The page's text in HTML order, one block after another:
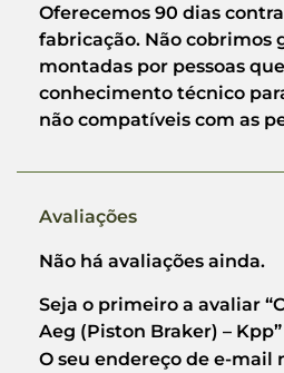
Oferecemos 90 dias
fabricação. Não cobrimos
montadas por pessoas
conhecimento técnico
não compatíveis com as
Avaliações
Não há avaliações ainda.
Seja o primeiro a avaliar
Aeg (Piston Braker) – Kpp”
O seu endereço de e-mail